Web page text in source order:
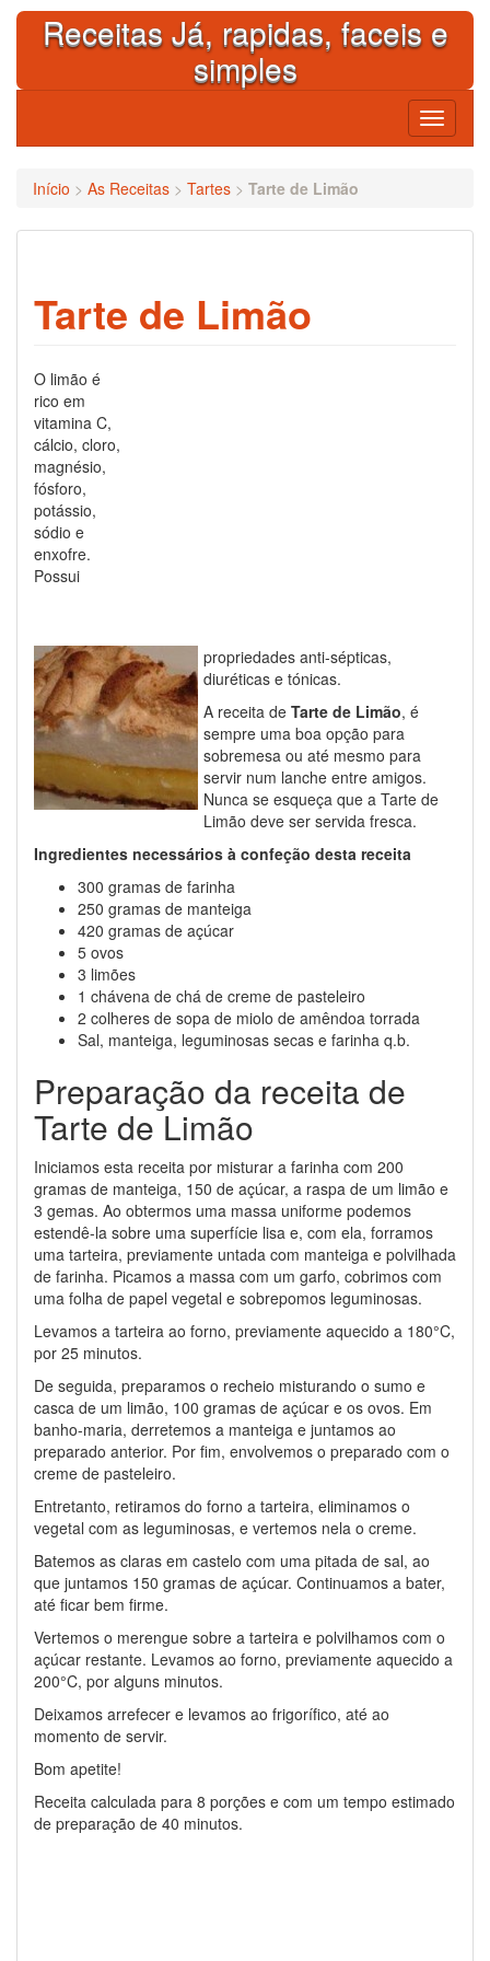
Skip
contentReceitas Já, rapidas, faceis e
simples
Toggle
Início > As Receitas > Tartes > Tarte de Limão
Tarte de Limão
O limão é
rico em
vitamina C,
cálcio, cloro,
magnésio,
fósforo,
potássio,
sódio e
enxofre.
Possui
propriedades anti-sépticas,
diuréticas e tónicas.
A receita de Tarte de Limão, é
sempre uma boa opção para
sobremesa ou até mesmo para
servir num lanche entre amigos.
Nunca se esqueça que a Tarte de
Limão deve ser servida fresca.
Ingredientes necessários à confeção desta receita
300 gramas de farinha
250 gramas de manteiga
420 gramas de açúcar
5 ovos
3 limões
1 chávena de chá de creme de pasteleiro
2 colheres de sopa de miolo de amêndoa torrada
Sal, manteiga, leguminosas secas e farinha q.b.
Preparação da receita de
Tarte de Limão
Iniciamos esta receita por misturar a farinha com 200
gramas de manteiga, 150 de açúcar, a raspa de um limão e
3 gemas. Ao obtermos uma massa uniforme podemos
estendê-la sobre uma superfície lisa e, com ela, forramos
uma tarteira, previamente untada com manteiga e polvilhada
de farinha. Picamos a massa com um garfo, cobrimos com
uma folha de papel vegetal e sobrepomos leguminosas.
Levamos a tarteira ao forno, previamente aquecido a 180°C,
por 25 minutos.
De seguida, preparamos o recheio misturando o sumo e
casca de um limão, 100 gramas de açúcar e os ovos. Em
banho-maria, derretemos a manteiga e juntamos ao
preparado anterior. Por fim, envolvemos o preparado com o
creme de pasteleiro.
Entretanto, retiramos do forno a tarteira, eliminamos o
vegetal com as leguminosas, e vertemos nela o creme.
Batemos as claras em castelo com uma pitada de sal, ao
que juntamos 150 gramas de açúcar. Continuamos a bater,
até ficar bem firme.
Vertemos o merengue sobre a tarteira e polvilhamos com o
açúcar restante. Levamos ao forno, previamente aquecido a
200°C, por alguns minutos.
Deixamos arrefecer e levamos ao frigorífico, até ao
momento de servir.
Bom apetite!
Receita calculada para 8 porções e com um tempo estimado
de preparação de 40 minutos.